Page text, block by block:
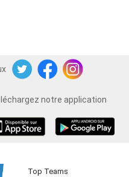
Instagram
notre application
Top Teams